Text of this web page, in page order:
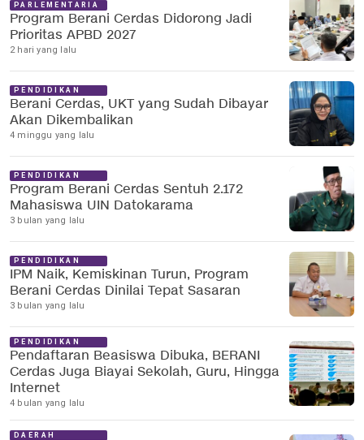
PARLEMENTARIA
Program Berani Cerdas Didorong Jadi
Prioritas APBD 2027
2 hari yang lalu
PENDIDIKAN
Berani Cerdas, UKT yang Sudah Dibayar
Akan Dikembalikan
4 minggu yang lalu
PENDIDIKAN
Program Berani Cerdas Sentuh 2.172
Mahasiswa UIN Datokarama
3 bulan yang lalu
PENDIDIKAN
IPM Naik, Kemiskinan Turun, Program
Berani Cerdas Dinilai Tepat Sasaran
3 bulan yang lalu
PENDIDIKAN
Pendaftaran Beasiswa Dibuka, BERANI
Cerdas Juga Biayai Sekolah, Guru, Hingga
Internet
4 bulan yang lalu
DAERAH